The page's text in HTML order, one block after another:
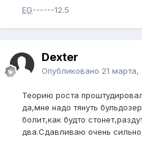
EG------12.5
Dexter
Опубликовано 21 марта,
Теорию роста
да,мне надо тянуть
болит,как будто
два.Сдавливаю очень